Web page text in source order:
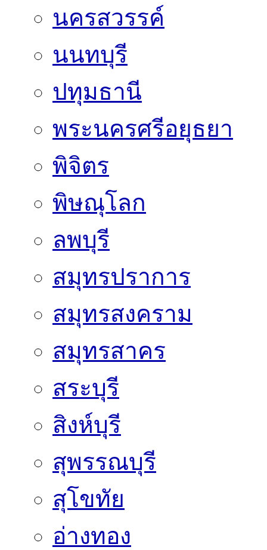
นครสวรรค์
นนทบุรี
ปทุมธานี
พระนครศรีอยุธยา
พิจิตร
พิษณุโลก
ลพบุรี
สมุทรปราการ
สมุทรสงคราม
สมุทรสาคร
สระบุรี
สิงห์บุรี
สุพรรณบุรี
สุโขทัย
อ่างทอง